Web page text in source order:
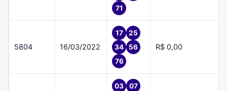
71
5804 16/03/2022
17
25
34
56
76
R$ 0,00
03
07